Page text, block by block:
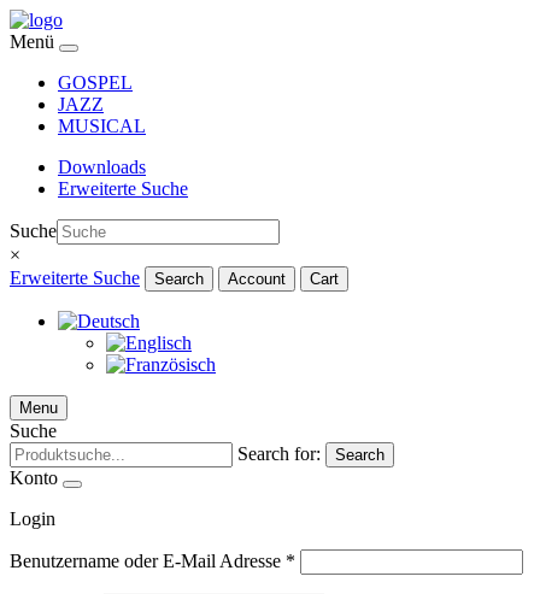
Menü
GOSPEL
JAZZ
MUSICAL
Downloads
Erweiterte Suche
Suche
×
Erweiterte Suche
Search Account Cart
Menu
Suche
Search for:
Search
Konto
Login
Benutzername oder E-Mail Adresse *